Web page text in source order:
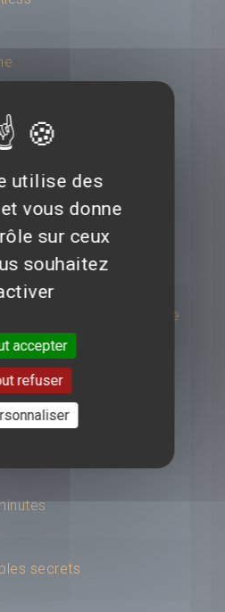
beau père et nous
Le mystere de l'etoile
d'Etat
secrets
utilise des
vous donne
sur ceux
souhaitez
accepter
refuser